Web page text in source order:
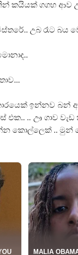
කයියක් ගගහ ආව
උබ රෑට බය
ඉන්නව බන්
එක.. .. ඌ ගාව
කොල්ලෙක් .. මුන්